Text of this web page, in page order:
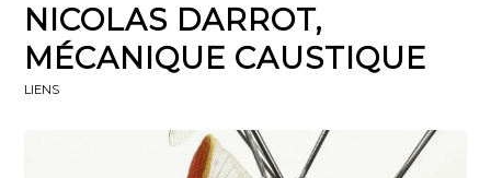
NICOLAS DARROT,
MÉCANIQUE CAUSTIQUE
LIENS